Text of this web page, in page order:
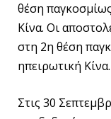
θέση
Κίνα. Οι
στη 2η θέση
ηπειρωτική Κίνα.
Στις 30